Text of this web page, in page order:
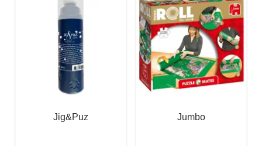
Jig&Puz Jumbo